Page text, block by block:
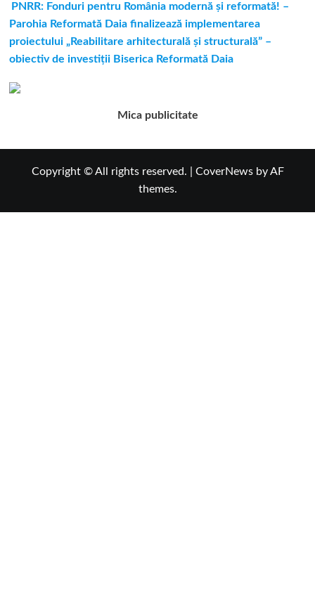
PNRR: Fonduri pentru România modernă și reformată! –
Parohia Reformată Daia finalizează implementarea
proiectului „Reabilitare arhitecturală și structurală” –
obiectiv de investiții Biserica Reformată Daia
Mica publicitate
Copyright © All rights reserved. CoverNewsby AF
themes.